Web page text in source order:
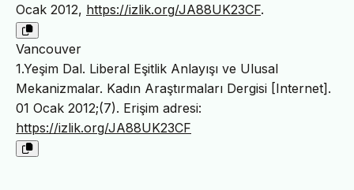
Ocak 2012, https://izlik.org/JA88UK23CF.
Vancouver
1.Yeşim Dal. Liberal Eşitlik Anlayışı ve Ulusal
Mekanizmalar. Kadın Araştırmaları Dergisi [Internet].
01 Ocak 2012;(7). Erişim adresi:
https://izlik.org/JA88UK23CF